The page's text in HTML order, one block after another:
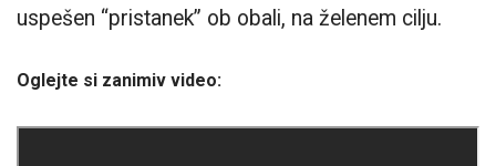
uspešen “pristanek” ob obali, na želenem cilju.
Oglejte si zanimiv video: